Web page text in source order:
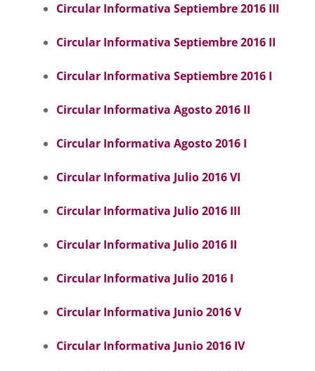
Circular Informativa Septiembre 2016 III
Circular Informativa Septiembre 2016 II
Circular Informativa Septiembre 2016 I
Circular Informativa Agosto 2016 II
Circular Informativa Agosto 2016 I
Circular Informativa Julio 2016 VI
Circular Informativa Julio 2016 III
Circular Informativa Julio 2016 II
Circular Informativa Julio 2016 I
Circular Informativa Junio 2016V
Circular Informativa Junio 2016 IV